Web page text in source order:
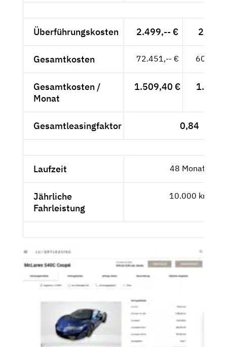
Überführungskosten 2.499,-- €
Gesamtkosten 72.451,-- €
Gesamtkosten /
Monat
1.509,40 €
Gesamtleasingfaktor 0,84
Laufzeit 48 Monate
Jährliche
Fahrleistung
10.000 km